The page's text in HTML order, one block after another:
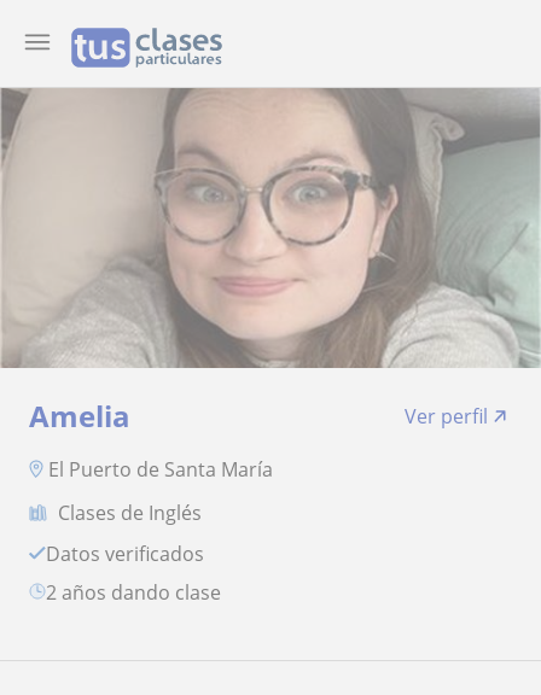
Amelia
Ver perfil
El Puerto de Santa María
Clases de Inglés
Datos verificados
2 años dando clase